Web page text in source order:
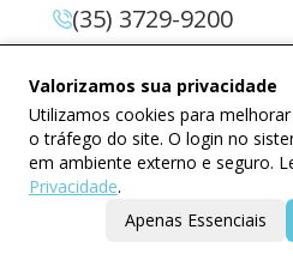
Valorizamos sua privacidade
Utilizamos cookies para
o tráfego do site. O login no
em ambiente externo e seguro.
Privacidade.
Apenas Essenciais
(35) 3729-9200
Jardim Country
Poços De Caldas –